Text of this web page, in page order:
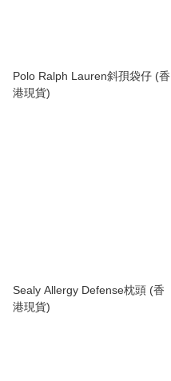
Polo Ralph Lauren斜孭袋仔 (香
港現貨)
Sealy Allergy Defense枕頭 (香
港現貨)